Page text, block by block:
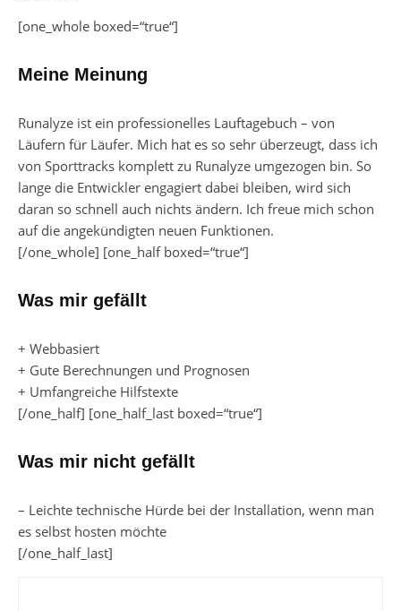
[one_whole boxed=“true“]
Meine Meinung
Runalyze ist ein professionelles Lauftagebuch – von
Läufern für Läufer. Mich hat es so sehr überzeugt, dass ich
von Sporttracks komplett zu Runalyze umgezogen bin. So
lange die Entwickler engagiert dabei bleiben, wird sich
daran so schnell auch nichts ändern. Ich freue mich schon
auf die angekündigten neuen Funktionen.
[/one_whole] [one_half boxed=“true“]
Was mir gefällt
+ Webbasiert
+ Gute Berechnungen und Prognosen
+ Umfangreiche Hilfstexte
[/one_half] [one_half_last boxed=“true“]
Was mir nicht gefällt
– Leichte technische Hürde bei der Installation, wenn man
es selbst hosten möchte
[/one_half_last]